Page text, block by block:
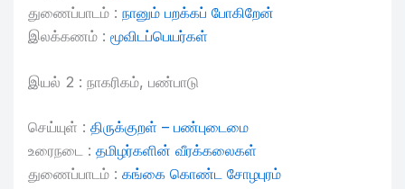
துணைப்பாடம் :நானும் பறக்கப் போகிறேன்
இலக்கணம் :மூவிடப்பெயர்கள்
இயல் 2 : நாகரிகம், பண்பாடு
செய்யுள் :திருக்குறள் – பண்புடைமை
உரைநடை :தமிழர்களின் வீரக்கலைகள்
துணைப்பாடம் :கங்கை கொண்ட சோழபுரம்